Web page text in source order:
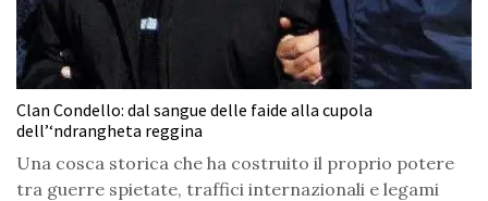
Clan Condello: dal sangue delle faide alla cupola
dell’‘ndrangheta reggina
Una cosca storica che ha costruito il proprio potere
tra guerre spietate, traffici internazionali e legami